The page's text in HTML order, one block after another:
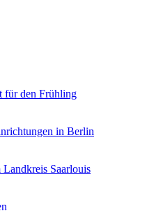
für den Frühling
in Berlin
Saarlouis